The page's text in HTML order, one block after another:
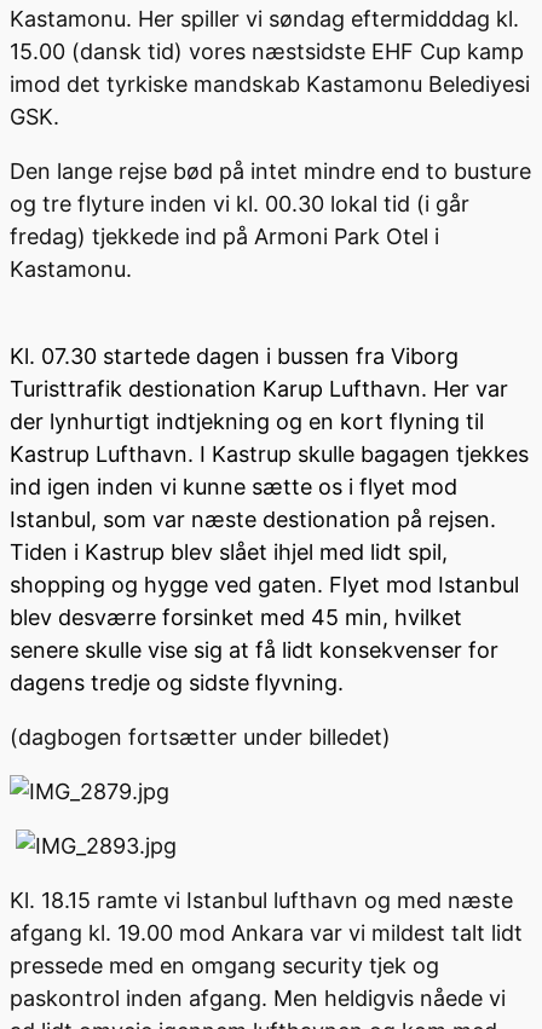
Kastamonu. Her spiller vi søndag eftermidddag kl.
15.00 (dansk tid) vores næstsidste EHF Cup kamp
imod det tyrkiske mandskab Kastamonu Belediyesi
GSK.
Den lange rejse bød på intet mindre end to busture
og tre flyture inden vi kl. 00.30 lokal tid (i går
fredag) tjekkede ind på Armoni Park Otel i
Kastamonu.
Kl. 07.30 startede dagen i bussen fra Viborg
Turisttrafik destionation Karup Lufthavn. Her var
der lynhurtigt indtjekning og en kort flyning til
Kastrup Lufthavn. I Kastrup skulle bagagen tjekkes
ind igen inden vi kunne sætte os i flyet mod
Istanbul, som var næste destionation på rejsen.
Tiden i Kastrup blev slået ihjel med lidt spil,
shopping og hygge ved gaten. Flyet mod Istanbul
blev desværre forsinket med 45 min, hvilket
senere skulle vise sig at få lidt konsekvenser for
dagens tredje og sidste flyvning.
(dagbogen fortsætter under billedet)
Kl. 18.15 ramte vi Istanbul lufthavn og med næste
afgang kl. 19.00 mod Ankara var vi mildest talt lidt
pressede med en omgang security tjek og
paskontrol inden afgang. Men heldigvis nåede vi